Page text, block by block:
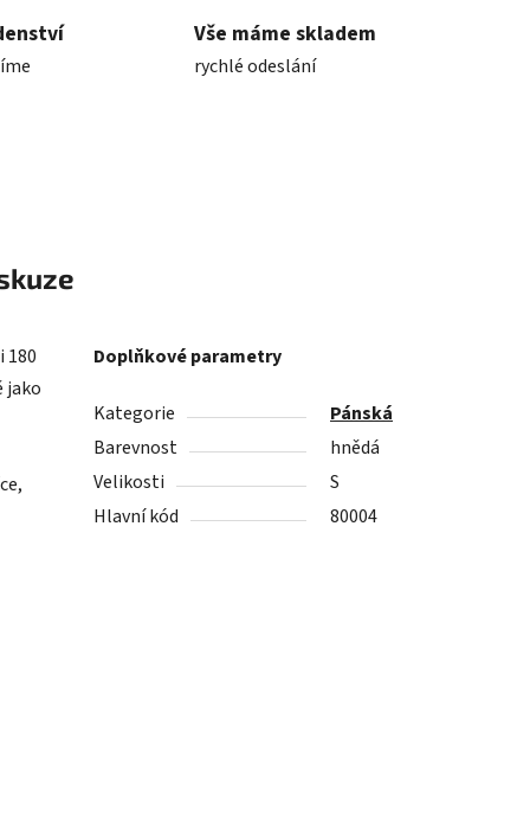
Vše máme skladem
rychlé odeslání
180
jako
Doplňkové parametry
Kategorie
Pánská
Barevnost
hnědá
Velikosti
S
Hlavní kód
80004